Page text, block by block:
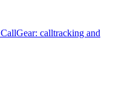
CallGear: calltracking and